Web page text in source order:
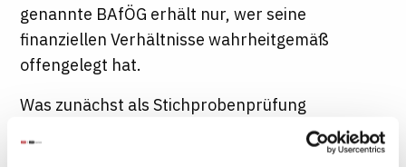
genannte BAfÖG erhält nur, wer seine
finanziellen Verhältnisse wahrheitgemäß
offengelegt hat.
Was zunächst als Stichprobenprüfung
Jahresrhythmus. In jedem Herbst werden die